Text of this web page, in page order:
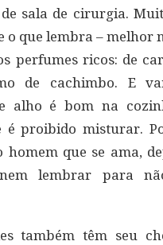
sala de cirurgia.
o que lembra – melhor
perfumes ricos: de
de cachimbo. E
alho é bom na
é proibido misturar.
homem que se ama,
lembrar para
também têm seu